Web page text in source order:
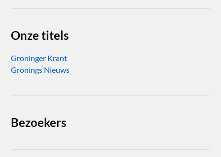
Onze titels
Groninger Krant
Gronings Nieuws
Bezoekers